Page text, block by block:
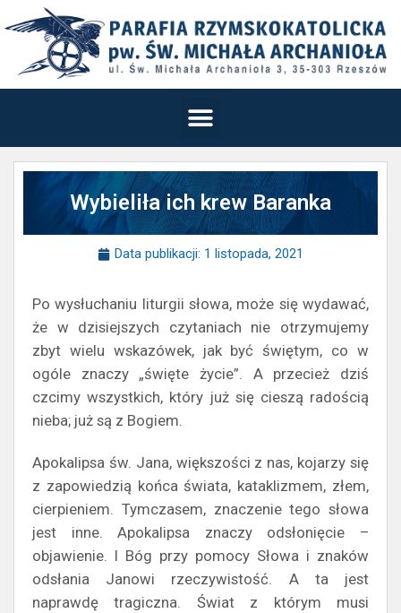
Wybieliła ich krew Baranka
Data publikacji: 1 listopada, 2021
Po wysłuchaniu liturgii słowa, może się wydawać,
że w dzisiejszych czytaniach nie otrzymujemy
zbyt wielu wskazówek, jak być świętym, co w
ogóle znaczy „święte życie”. A przecież dziś
czcimy wszystkich, który już się cieszą radością
nieba; już są z Bogiem.
Apokalipsa św. Jana, większości z nas, kojarzy się
z zapowiedzią końca świata, kataklizmem, złem,
cierpieniem. Tymczasem, znaczenie tego słowa
jest inne. Apokalipsa znaczy odsłonięcie –
objawienie. I Bóg przy pomocy Słowa i znaków
odsłania Janowi rzeczywistość. A ta jest
naprawdę tragiczna. Świat z którym musi